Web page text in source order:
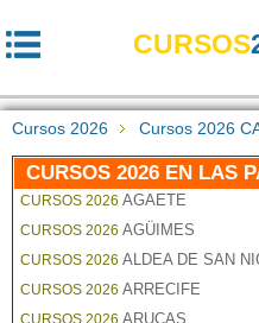
CURSOS
Cursos 2026 Cursos 2026
CURSOS 2026 EN LAS
CURSOS 2026 AGAETE
CURSOS 2026 AGÜIMES
CURSOS 2026 ALDEA DE SAN
CURSOS 2026 ARRECIFE
CURSOS 2026 ARUCAS